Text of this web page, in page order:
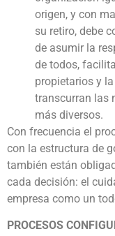
origen, y con
su retiro, debe
de asumir la
de todos,
propietarios y
transcurran las
más diversos.
Con frecuencia el
con la estructura de
también están
cada decisión: el
empresa como un
PROCESOS